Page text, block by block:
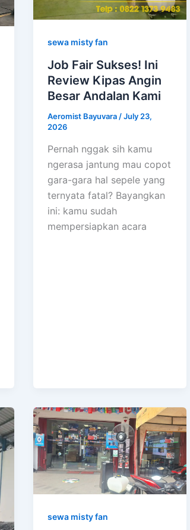
sewa misty fan
Job Fair Sukses! Ini
Review Kipas Angin
Besar Andalan Kami
Aeromist Bayuvara /July 23,
2026
Pernah nggak sih kamu
ngerasa jantung mau copot
gara-gara hal sepele yang
ternyata fatal? Bayangkan
ini: kamu sudah
mempersiapkan acara
sewa misty fan